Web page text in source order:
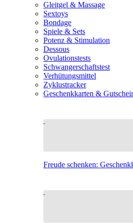
Gleitgel & Massage
Sextoys
Bondage
Spiele & Sets
Potenz & Stimulation
Dessous
Ovulationstests
Schwangerschaftstest
Verhütungsmittel
Zyklustracker
Geschenkkarten &
Freude schenken: